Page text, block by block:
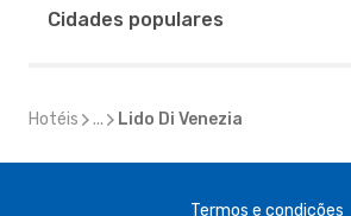
Cidades populares
Hotéis ... Lido Di Venezia
Termos e condições